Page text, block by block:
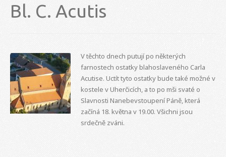
Bl. C. Acutis
V těchto dnech putují po některých
farnostech ostatky blahoslaveného Carla
Acutise. Uctít tyto ostatky bude také možné v
kostele v Uherčicích, a to po mši svaté o
Slavnosti Nanebevstoupení Páně, která
začíná 18. května v 19.00. Všichni jsou
srdečně zváni.